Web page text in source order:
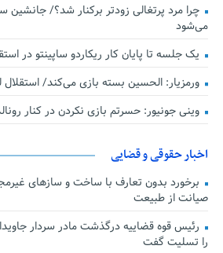
چرا مرد پرتغالی زودتر برکنار شد؟/ جانشین
می‌شود
یک جلسه تا پایان کار ریکاردو ساپینتو در
ورمزیار: الحسین بسته بازی می‌کند/ استقلال
وینی جونیور: حسرتم بازی نکردن در کنار
اخبار حقوقی و قضایی
برخورد بدون تعارف با ساخت‌ و سازهای
صیانت از طبیعت
رئیس قوه قضاییه درگذشت مادر سردار
را تسلیت گفت